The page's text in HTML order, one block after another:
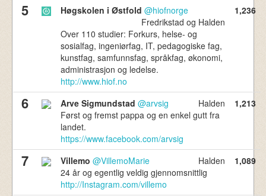
5 Høgskolen i Østfold @hiofnorge
Fredrikstad og Halden
Over 110 studier: Forkurs, helse- og
sosialfag, ingeniørfag, IT, pedagogiske fag,
kunstfag, samfunnsfag, språkfag, økonomi,
administrasjon og ledelse.
http://www.hiof.no
1,236
6 Arve Sigmundstad @arvsig
Halden
Først og fremst pappa og en enkel gutt fra
landet.
https://www.facebook.com/arvsig
1,213
7 Villemo @VillemoMarie
Halden
24 år og egentlig veldig gjennomsnittlig
http://Instagram.com/villemo
1,089